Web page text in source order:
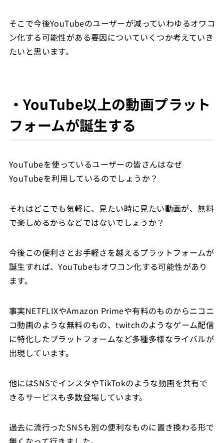
そこで今後YouTubeのユーザーが減っていわゆるオワコ
ン化する可能性がある要因についていくつか考えていき
たいと思います。
・YouTube以上の動画プラット
フォームが誕生する
YouTubeを使っているユーザーの皆さんはなぜ
YouTubeを利用しているのでしょうか？
それはどこでも気軽に、見たい時に見たい動画が、無料
で楽しめるからなどではないでしょうか？
今後この便利さとお手軽さを越えるプラットフォームが
誕生すれば、YouTubeもオワコン化する可能性があり
ます。
事実NETFLIXやAmazon Primeや有料のものからニコニ
コ動画のような無料のもの、twitchのようなゲーム配信
に特化したプラットフォームなど多種多様なライバルが
出現しています。
他にはSNSでインスタやTikTokのような動画を共有で
きるサービスも多数登場しています。
過去に流行ったSNSも別の便利なものに置き換わる形で